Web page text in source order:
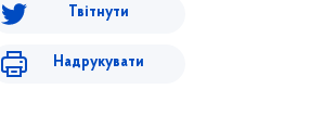
Твітнути
Надрукувати